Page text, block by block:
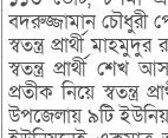
বদরুজ্জামান চৌধুরী
স্বতন্ত্র প্রার্থী
স্বতন্ত্র প্রার্থী
প্রতীক নিয়ে
উপজেলায় ৯টি